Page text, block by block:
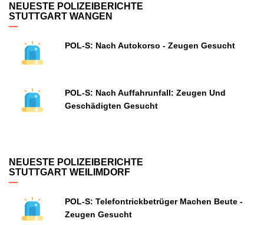
NEUESTE POLIZEIBERICHTE
STUTTGART WANGEN
POL-S: Nach Autokorso - Zeugen Gesucht
POL-S: Nach Auffahrunfall: Zeugen Und
Geschädigten Gesucht
NEUESTE POLIZEIBERICHTE
STUTTGART WEILIMDORF
POL-S: Telefontrickbetrüger Machen Beute -
Zeugen Gesucht